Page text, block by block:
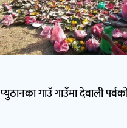
प्युठानका गाउँ गाउँमा देवाली